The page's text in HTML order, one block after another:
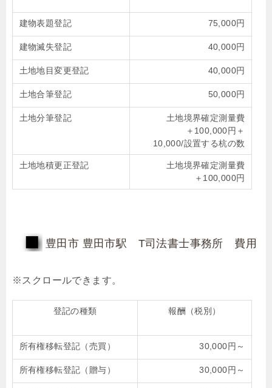
建物表題登記 75,000円
建物滅失登記 40,000円
土地地目変更登記 40,000円
土地合筆登記 50,000円
土地分筆登記
土地境界確定測量費
＋100,000円＋
10,000/設置する杭の数
土地地積更正登記
土地境界確定測量費
＋100,000円
豊田市 豊田市駅 T司法書士事務所 費用
登記の種類 報酬（税別）
所有権移転登記（売買） 30,000円～
所有権移転登記（贈与） 30,000円～